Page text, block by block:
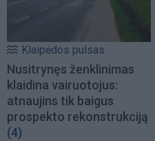
Klaipėdos pulsas
Nusitrynęs ženklinimas
klaidina vairuotojus:
atnaujins tik baigus
prospekto rekonstrukciją
(4)